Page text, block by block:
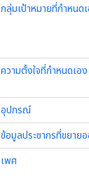
กลุ่มเป้าหมายที่กำหนด
ความตั้งใจที่กำหนดเอง
อุปกรณ์
ข้อมูลประชากรที่ขยาย
เพศ